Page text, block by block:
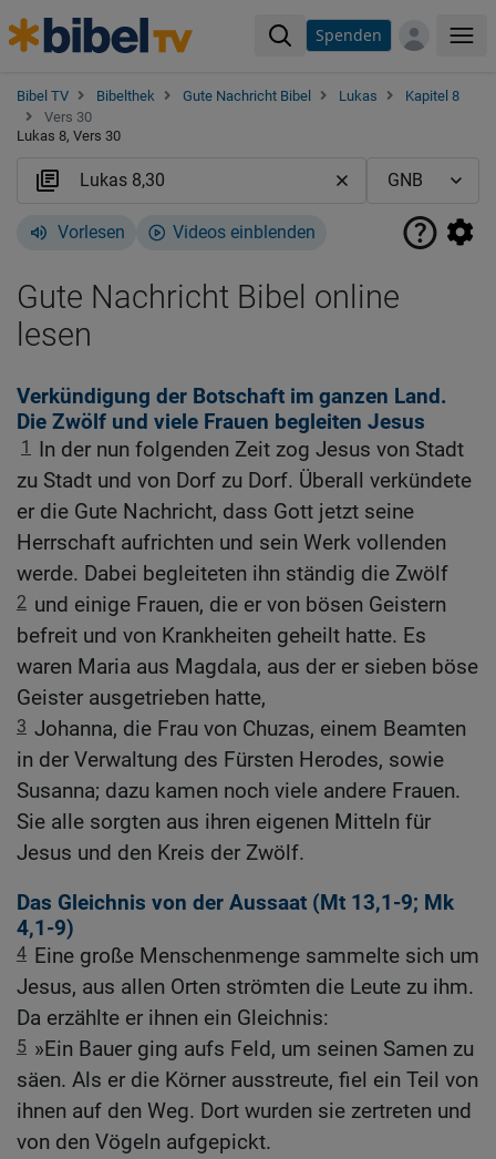
Spenden
Bibel TV Bibelthek Gute Nachricht Bibel Lukas
Kapitel 8
Vers 30
Lukas 8, Vers 30
Vorlesen Videos einblenden
Gute Nachricht Bibel online
lesen
Verkündigung der Botschaft im ganzen Land.
Die Zwölf und viele Frauen begleiten Jesus
1
In der nun folgenden Zeit zog Jesus von Stadt
zu Stadt und von Dorf zu Dorf. Überall verkündete
er die Gute Nachricht, dass Gott jetzt seine
Herrschaft aufrichten und sein Werk vollenden
werde. Dabei begleiteten ihn ständig die Zwölf
2 und einige Frauen, die er von bösen Geistern
befreit und von Krankheiten geheilt hatte. Es
waren Maria aus Magdala, aus der er sieben böse
Geister ausgetrieben hatte,
3 Johanna, die Frau von Chuzas, einem Beamten
in der Verwaltung des Fürsten Herodes, sowie
Susanna; dazu kamen noch viele andere Frauen.
Sie alle sorgten aus ihren eigenen Mitteln für
Jesus und den Kreis der Zwölf.
Das Gleichnis von der Aussaat (Mt 13,1-9; Mk
4,1-9)
4 Eine große Menschenmenge sammelte sich um
Jesus, aus allen Orten strömten die Leute zu ihm.
Da erzählte er ihnen ein Gleichnis:
5 »Ein Bauer ging aufs Feld, um seinen Samen zu
säen. Als er die Körner ausstreute, fiel ein Teil von
ihnen auf den Weg. Dort wurden sie zertreten und
von den Vögeln aufgepickt.